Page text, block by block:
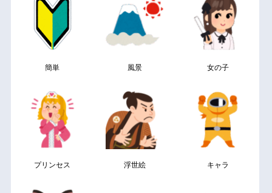
簡単 風景 女の子
プリンセス 浮世絵 キャラ